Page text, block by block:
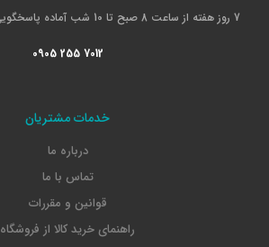
7 روز هفته از ساعت 8 صبح تا 10 شب آماده پاسخگویی به شما عزیزان هستیم
0905 255 7012
خدمات مشتریان
درباره ما
تماس با ما
قوانین و مقررات
راهنمای خرید کالا از فروشگاه